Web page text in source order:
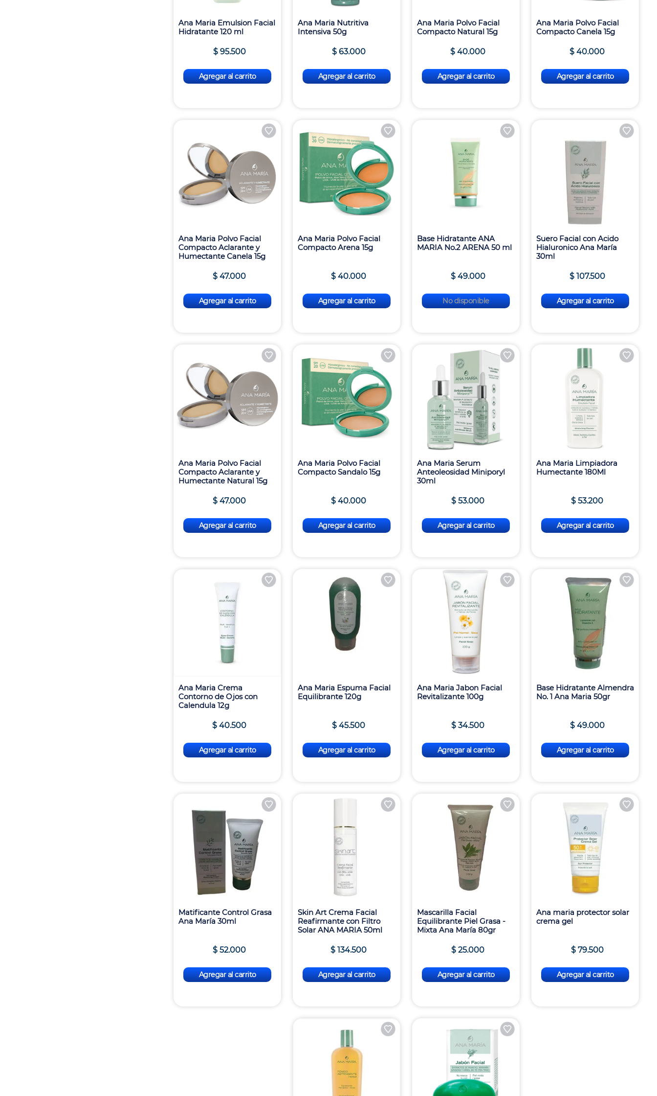
Ana Maria Emulsion Facial
Hidratante 120 ml
$ 95.500
Agregar al carrito
Ana Maria Nutritiva
Intensiva 50g
$ 63.000
Agregar al carrito
Ana Maria Polvo Facial
Compacto Natural 15g
$ 40.000
Agregar al carrito
Ana Maria Polvo Facial
Compacto Canela 15g
$ 40.000
Agregar al carrito
Ana Maria Polvo Facial
Compacto Aclarante y
Humectante Canela 15g
$ 47.000
Agregar al carrito
Ana Maria Polvo Facial
Compacto Arena 15g
$ 40.000
Agregar al carrito
Base Hidratante ANA
MARIA No.2 ARENA 50 ml
$ 49.000
No disponible
Suero Facial con Acido
Hialuronico Ana María
30ml
$ 107.500
Agregar al carrito
Ana Maria Polvo Facial
Compacto Aclarante y
Humectante Natural 15g
$ 47.000
Agregar al carrito
Ana Maria Polvo Facial
Compacto Sandalo 15g
$ 40.000
Agregar al carrito
Ana Maria Serum
Anteoleosidad Miniporyl
30ml
$ 53.000
Agregar al carrito
Ana Maria Limpiadora
Humectante 180Ml
$ 53.200
Agregar al carrito
Ana Maria Crema
Contorno de Ojos con
Calendula 12g
$ 40.500
Agregar al carrito
Ana Maria Espuma Facial
Equilibrante 120g
$ 45.500
Agregar al carrito
Ana Maria Jabon Facial
Revitalizante 100g
$ 34.500
Agregar al carrito
Base Hidratante Almendra
No. 1 Ana Maria 50gr
$ 49.000
Agregar al carrito
Matificante Control Grasa
Ana María 30ml
$ 52.000
Agregar al carrito
Skin Art Crema Facial
Reafirmante con Filtro
Solar ANA MARIA 50ml
$ 134.500
Agregar al carrito
Mascarilla Facial
Equilibrante Piel Grasa -
Mixta Ana María 80gr
$ 25.000
Agregar al carrito
Ana maria protector solar
crema gel
$ 79.500
Agregar al carrito